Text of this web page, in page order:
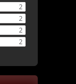
2
2
2
2